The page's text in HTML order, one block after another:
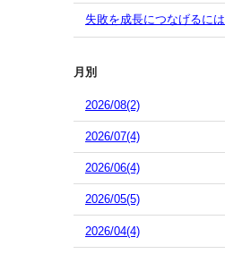
失敗を成長につなげるには
月別
2026/08(2)
2026/07(4)
2026/06(4)
2026/05(5)
2026/04(4)